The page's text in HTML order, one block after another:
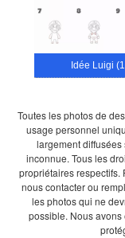
Idée Luigi
Toutes les photos de
usage personnel
largement
inconnue. Tous les
propriétaires respectifs.
nous contacter ou
les photos qui ne
possible. Nous